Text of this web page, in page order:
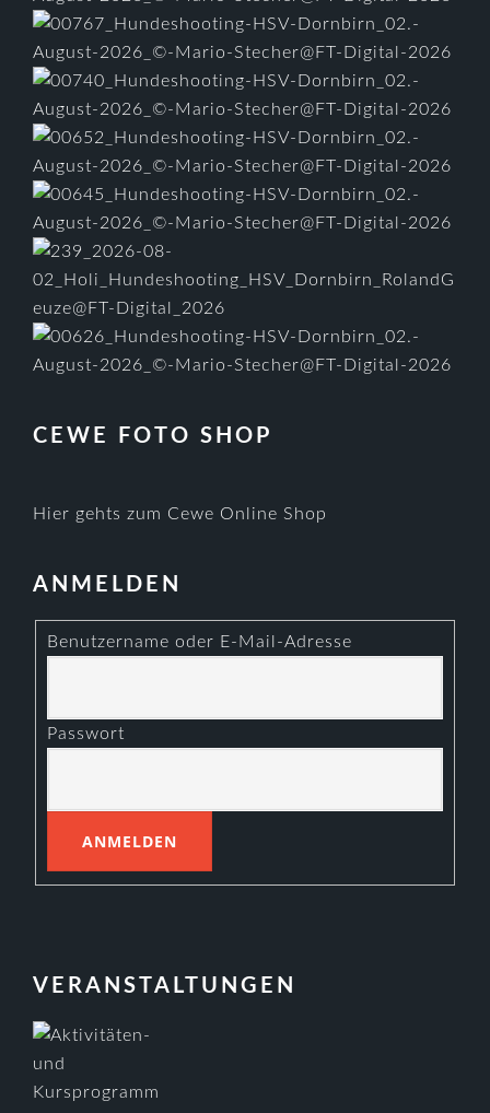
CEWE FOTO SHOP
Hier gehts zum Cewe Online Shop
ANMELDEN
Benutzername oder E-Mail-Adresse
Passwort
VERANSTALTUNGEN